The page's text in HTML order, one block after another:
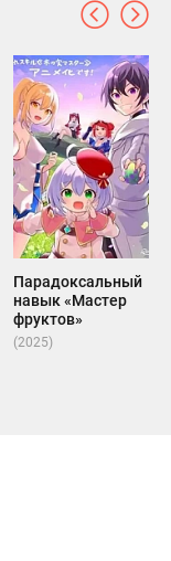
Парадоксальный
навык «Мастер
фруктов»
(2025)